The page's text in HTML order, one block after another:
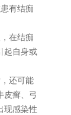
有结痂
在结痂
起自身或
还可能
皮癣、弓
现感染性